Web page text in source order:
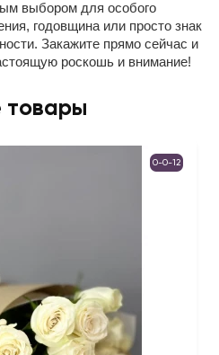
выбором для особого
годовщина или просто знак
Закажите прямо сейчас и
роскошь и внимание!
товары
0-0-12